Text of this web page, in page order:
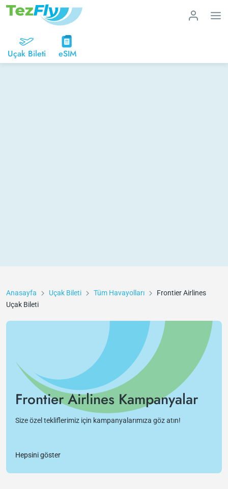
Uçak Bileti eSIM
Anasayfa Uçak Bileti Tüm Havayolları
Frontier Airlines
Uçak Bileti
Frontier Airlines Kampanyalar
Size özel tekliflerimiz için kampanyalarımıza göz atın!
Hepsini göster